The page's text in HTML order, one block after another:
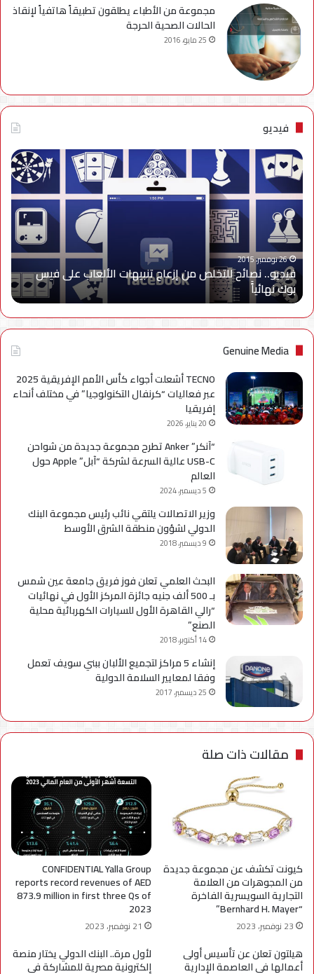
مجموعة من الأطباء يطلقون تطبيقاً هاتفياً لإنقاذ
الحالات الصحية الحرجة
25 مايو، 2016
فيديو
فيديو..
نصائح
للتخلص
من
إزعاج
تنبيهات
الألعاب
على
فيس
بوك
نهائياًَ
26 نوفمبر، 2015
فيديو.. نصائح للتخلص من إزعاج تنبيهات الألعاب على فيس
بوك نهائياًَ
Genuine Media
TECNO أشعلت أجواء كأس الأمم الإفريقية 2025
عبر فعاليات “كرنفال التكنولوجيا” في مختلف أنحاء
إفريقيا
20 يناير، 2026
“آنكر” Anker تطرح مجموعة جديدة من شواحن
USB-C عالية السرعة لشركة “آبل” Apple حول
العالم
5 ديسمبر، 2024
وزير الاتصالات يلتقي نائب رئيس مجموعة البنك
الدولي لشؤون منطقة الشرق الأوسط
9 ديسمبر، 2018
البحث العلمي تعلن فوز فريق جامعة عين شمس
بـ 500 ألف جنيه جائزة المركز الأول في نهائيات
“رالي القاهرة الأول للسيارات الكهربائية محلية
الصنع”
14 أكتوبر، 2018
إنشاء 5 مراكز لتجميع الألبان ببني سويف تعمل
وفقا لمعايير السلامة الدولية
25 ديسمبر، 2017
مقالات ذات صلة
كيونت تكشف عن مجموعة جديدة
من المجوهرات من العلامة
التجارية السويسرية الفاخرة
“Bernhard H. Mayer”
23 نوفمبر، 2023
CONFIDENTIAL Yalla Group
reports record revenues of AED
873.9 million in first three Qs of
2023
21 نوفمبر، 2023
هيلتون تعلن عن تأسيس أولى
أعمالها في العاصمة الإدارية
لأول مرة.. البنك الدولي يختار منصة
إلكترونية مصرية للمشاركة في